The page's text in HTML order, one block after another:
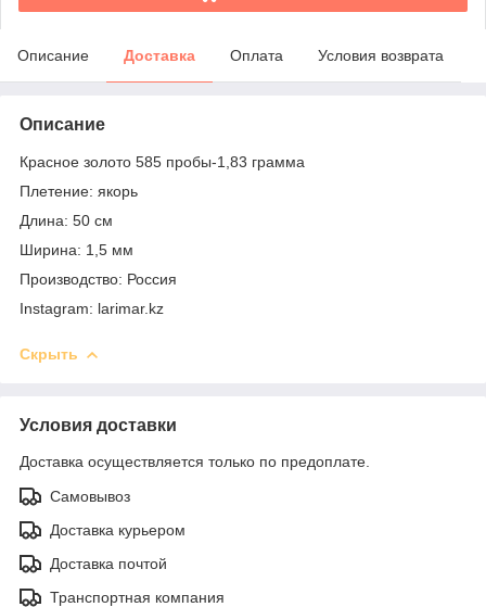
Описание Доставка Оплата Условия возврата
Описание
Красное золото 585 пробы-1,83 грамма
Плетение: якорь
Длина: 50 см
Ширина: 1,5 мм
Производство: Россия
Instagram: larimar.kz
Скрыть
Условия доставки
Доставка осуществляется только по предоплате.
Самовывоз
Доставка курьером
Доставка почтой
Транспортная компания